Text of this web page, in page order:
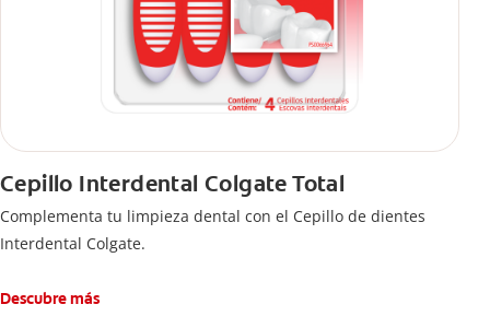
Cepillo Interdental Colgate Total
Complementa tu limpieza dental con el Cepillo de dientes
Interdental Colgate.
Descubre más